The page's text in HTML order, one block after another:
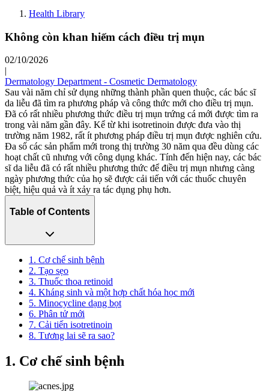
Health Library
Không còn khan hiếm cách điều trị mụn
02/10/2026
|
Dermatology Department - Cosmetic Dermatology
Sau vài năm chỉ sử dụng những thành phần quen thuộc, các bác sĩ
da liễu đã tìm ra phương pháp và công thức mới cho điều trị mụn.
Đã có rất nhiều phương thức điều trị mụn trứng cá mới được tìm ra
trong vài năm gần đây. Kể từ khi isotretinoin được đưa vào thị
trường năm 1982, rất ít phương pháp điều trị mụn được nghiên cứu.
Đa số các sản phẩm mới trong thị trường 30 năm qua đều dùng các
hoạt chất cũ nhưng với công dụng khác. Tính đến hiện nay, các bác
sĩ da liễu đã có rất nhiều phương thức để điều trị mụn nhưng càng
ngày phương thức của họ sẽ được cải tiến với các thuốc chuyên
biệt, hiệu quả và ít xảy ra tác dụng phụ hơn.
Table of Contents
1. Cơ chế sinh bệnh
2. Tạo sẹo
3. Thuốc thoa retinoid
4. Kháng sinh và một hợp chất hóa học mới
5. Minocycline dạng bọt
6. Phân tử mới
7. Cải tiến isotretinoin
8. Tương lai sẽ ra sao?
1. Cơ chế sinh bệnh